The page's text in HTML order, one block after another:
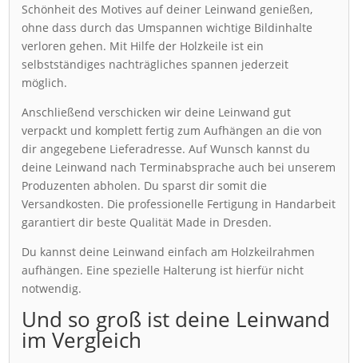
Schönheit des Motives auf deiner Leinwand genießen,
ohne dass durch das Umspannen wichtige Bildinhalte
verloren gehen. Mit Hilfe der Holzkeile ist ein
selbstständiges nachträgliches spannen jederzeit
möglich.
Anschließend verschicken wir deine Leinwand gut
verpackt und komplett fertig zum Aufhängen an die von
dir angegebene Lieferadresse. Auf Wunsch kannst du
deine Leinwand nach Terminabsprache auch bei unserem
Produzenten abholen. Du sparst dir somit die
Versandkosten. Die professionelle Fertigung in Handarbeit
garantiert dir beste Qualität Made in Dresden.
Du kannst deine Leinwand einfach am Holzkeilrahmen
aufhängen. Eine spezielle Halterung ist hierfür nicht
notwendig.
Und so groß ist deine Leinwand
im Vergleich